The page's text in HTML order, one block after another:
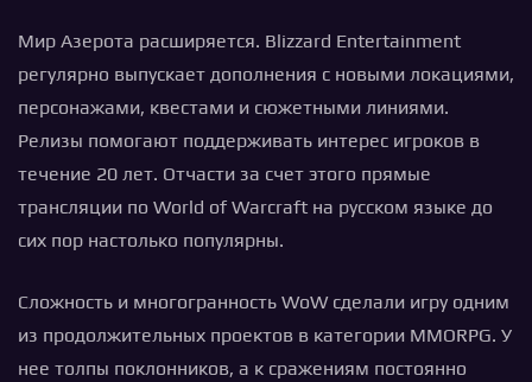
Мир Азерота расширяется. Blizzard Entertainment
регулярно выпускает дополнения с новыми локациями,
персонажами, квестами и сюжетными линиями.
Релизы помогают поддерживать интерес игроков в
течение 20 лет. Отчасти за счет этого прямые
трансляции по World of Warcraft на русском языке до
сих пор настолько популярны.
Сложность и многогранность WoW сделали игру одним
из продолжительных проектов в категории MMORPG. У
нее толпы поклонников, а к сражениям постоянно